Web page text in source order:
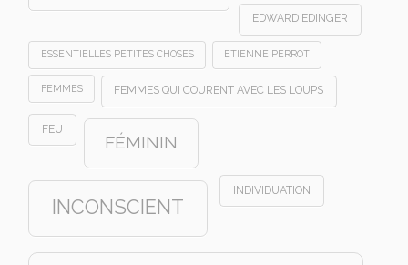
EDWARD EDINGER
ESSENTIELLES PETITES CHOSES ETIENNE PERROT
FEMMES FEMMES QUI COURENT AVEC LES LOUPS
FEU
FÉMININ
INCONSCIENT
INDIVIDUATION